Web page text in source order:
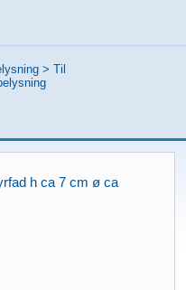
> Til
h ca 7 cm ø ca